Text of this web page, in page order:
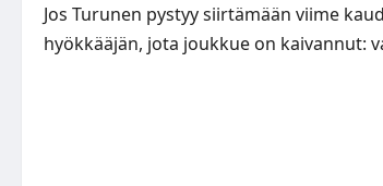
Jos Turunen pystyy siirtämään viime
hyökkääjän, jota joukkue on kaivannut: